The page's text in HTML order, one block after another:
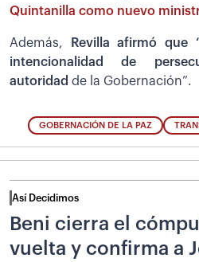
Quintanilla como nuevo
Además, Revilla afirmó que
intencionalidad de
autoridad de la Gobernación”.
GOBERNACIÓN DE LA PAZ
Así Decidimos
Beni cierra el
vuelta y confirma a